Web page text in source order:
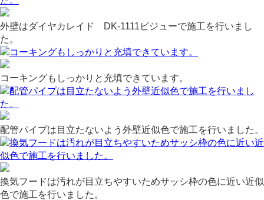
外壁はダイヤカレイド DK-1111ビジューで施工を行いまし
た。
コーキングもしっかりと充填できています。
配管パイプは目立たないよう外壁近似色で施工を行いました。
換気フードは汚れが目立ちやすいためサッシ枠の色に近い近似
色で施工を行いました。